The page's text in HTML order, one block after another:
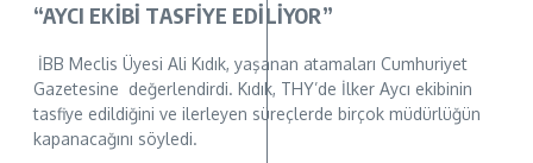
“AYCI EKİBİ TASFİYE EDİLİYOR”
İBB Meclis Üyesi Ali Kıdık, yaşanan atamaları Cumhuriyet
Gazetesine değerlendirdi. Kıdık, THY’de İlker Aycı ekibinin
tasfiye edildiğini ve ilerleyen süreçlerde birçok müdürlüğün
kapanacağını söyledi.